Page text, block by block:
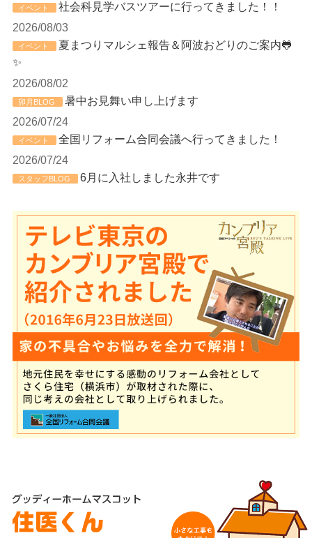
イベント
社会科見学バスツアーに行ってきました！！
2026/08/03
イベント
夏まつりマルシェ報告＆阿波おどりのご案内🐸
✨
2026/08/02
卯月BLOG
暑中お見舞い申し上げます
2026/07/24
イベント
全国リフォーム合同会議へ行ってきました！
2026/07/24
スタッフBLOG 6月に入社しました永井です